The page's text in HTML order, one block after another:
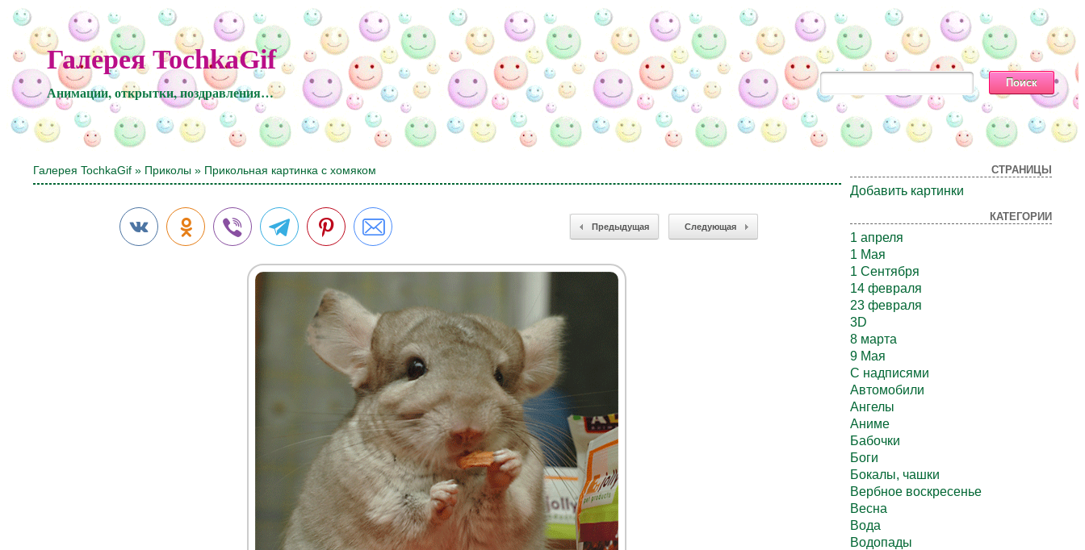
Галерея TochkaGif
Анимации, открытки, поздравления…
Галерея TochkaGif » Приколы » Прикольная картинка с хомяком
Предыдущая Следующая
СТРАНИЦЫ
Добавить картинки
КАТЕГОРИИ
1 апреля
1 Мая
1 Сентября
14 февраля
23 февраля
3D
8 марта
9 Мая
C надписями
Автомобили
Ангелы
Аниме
Бабочки
Боги
Бокалы, чашки
Вербное воскресенье
Весна
Вода
Водопады